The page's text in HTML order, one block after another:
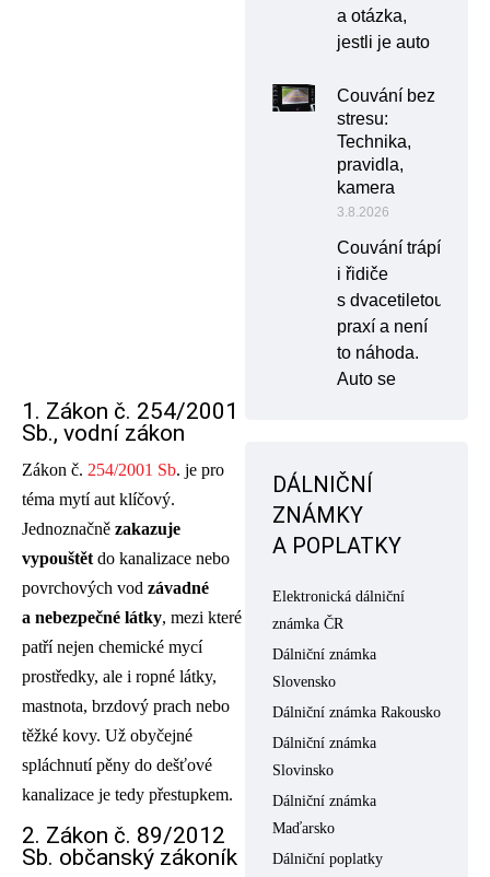
1. Zákon č. 254/2001
Sb., vodní zákon
Zákon č. 254/2001 Sb. je pro
téma mytí aut klíčový.
Jednoznačně zakazuje
vypouštět do kanalizace nebo
povrchových vod závadné
a nebezpečné látky, mezi které
patří nejen chemické mycí
prostředky, ale i ropné látky,
mastnota, brzdový prach nebo
těžké kovy. Už obyčejné
spláchnutí pěny do dešťové
kanalizace je tedy přestupkem.
2. Zákon č. 89/2012
Sb. občanský zákoník
a otázka,
jestli je auto
Couvání bez
stresu:
Technika,
pravidla,
kamera
3.8.2026
Couvání trápí
i řidiče
s dvacetiletou
praxí a není
to náhoda.
Auto se
DÁLNIČNÍ
ZNÁMKY
A POPLATKY
Elektronická dálniční
známka ČR
Dálniční známka
Slovensko
Dálniční známka Rakousko
Dálniční známka
Slovinsko
Dálniční známka
Maďarsko
Dálniční poplatky